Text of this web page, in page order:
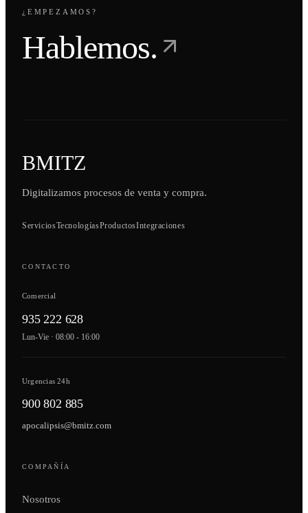
¿EMPEZAMOS?
Hablemos.
BMITZ
Digitalizamos procesos de venta y compra.
ServiciosTecnologíasProductosIntegraciones
CONTACTO
Comercial
935 222 628
Lun-Vie · 08:00 - 16:00
Urgencias 24h
900 802 885
apocalipsis@bmitz.com
COMPAÑÍA
Nosotros